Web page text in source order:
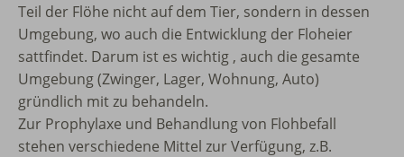
Teil der Flöhe nicht auf dem Tier, sondern in dessen
Umgebung, wo auch die Entwicklung der Floheier
sattfindet. Darum ist es wichtig , auch die gesamte
Umgebung (Zwinger, Lager, Wohnung, Auto)
gründlich mit zu behandeln.
Zur Prophylaxe und Behandlung von Flohbefall
stehen verschiedene Mittel zur Verfügung, z.B.